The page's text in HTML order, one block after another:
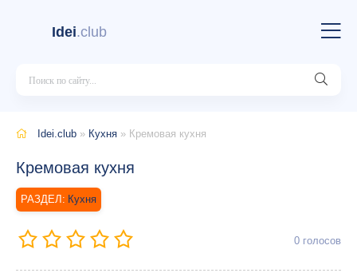
Idei.club
Idei.club » Кухня » Кремовая кухня
Кремовая кухня
Кухня
0 голосов